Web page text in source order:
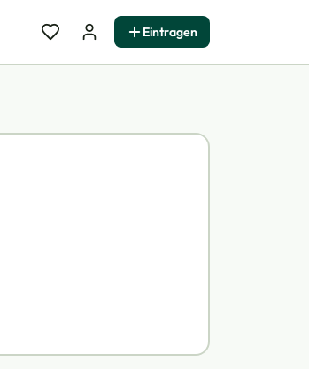
Eintragen